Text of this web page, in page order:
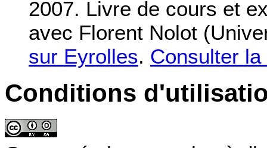
2007. Livre de cours et
avec Florent Nolot
sur Eyrolles. Consulter
Conditions